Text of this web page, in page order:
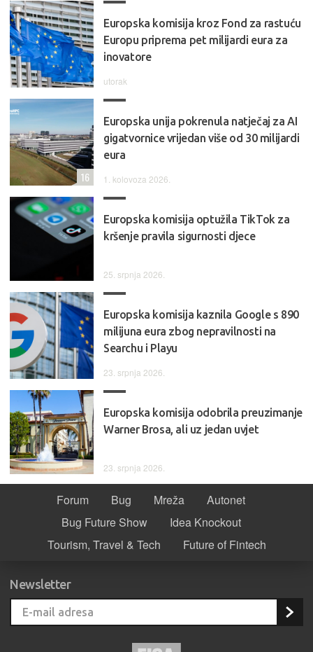
Europska komisija kroz Fond za rastuću
Europu priprema pet milijardi eura za
inovatore
utorak
Europska unija pokrenula natječaj za AI
gigatvornice vrijedan više od 30 milijardi
eura
1. kolovoza 2026.
16
Europska komisija optužila TikTok za
kršenje pravila sigurnosti djece
25. srpnja 2026.
Europska komisija kaznila Google s 890
milijuna eura zbog nepravilnosti na
Searchu i Playu
23. srpnja 2026.
Europska komisija odobrila preuzimanje
Warner Brosa, ali uz jedan uvjet
23. srpnja 2026.
Forum Bug Mreža
Autonet
Bug Future Show
Idea Knockout
Tourism, Travel & Tech
Future of Fintech
Newsletter